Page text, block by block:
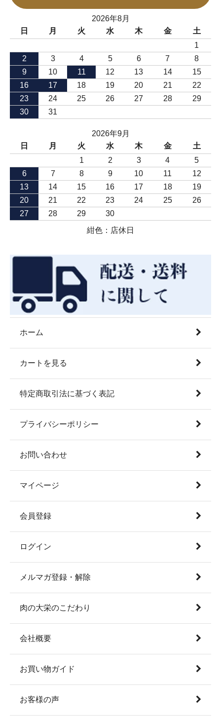
2026年8月
日
月 火 水 木 金
土
1
2
3 4 5 6 7
8
9
10 11 12 13 14
15
16
17 18 19 20 21
22
23
24 25 26 27 28
29
30
31
2026年9月
日
月 火 水 木 金
土
1
2 3 4
5
6
7 8 9 10 11
12
13
14 15 16 17 18
19
20
21 22 23 24 25
26
27
28 29
30
紺色：店休日
ホーム
カートを見る
特定商取引法に基づく表記
プライバシーポリシー
お問い合わせ
マイページ
会員登録
ログイン
メルマガ登録・解除
肉の大栄のこだわり
会社概要
お買い物ガイド
お客様の声